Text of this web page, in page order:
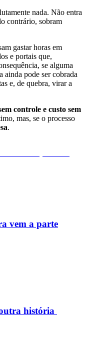
nada. Não entra
contrário, sobram
gastar horas em
e portais que,
se alguma
ainda pode ser cobrada
e, de quebra, virar a
controle e custo sem
mas, se o processo
.
vem a parte
história